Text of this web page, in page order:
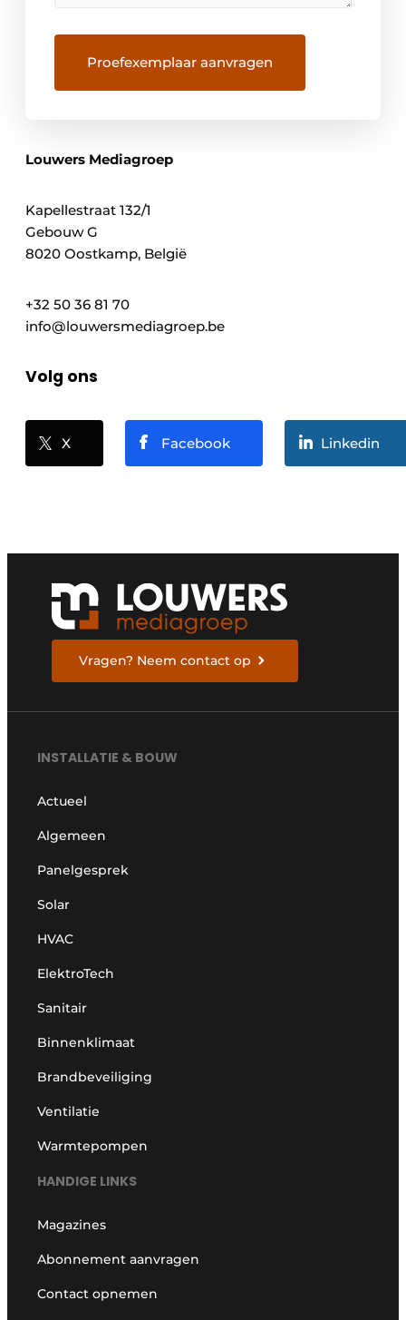
Louwers Mediagroep
Kapellestraat 132/1
Gebouw G
8020 Oostkamp, België
+32 50 36 81 70
info@louwersmediagroep.be
Volg ons
X Facebook Linkedin
Vragen? Neem contact op
INSTALLATIE & BOUW
Actueel
Algemeen
Panelgesprek
Solar
HVAC
ElektroTech
Sanitair
Binnenklimaat
Brandbeveiliging
Ventilatie
Warmtepompen
HANDIGE LINKS
Magazines
Abonnement aanvragen
Contact opnemen